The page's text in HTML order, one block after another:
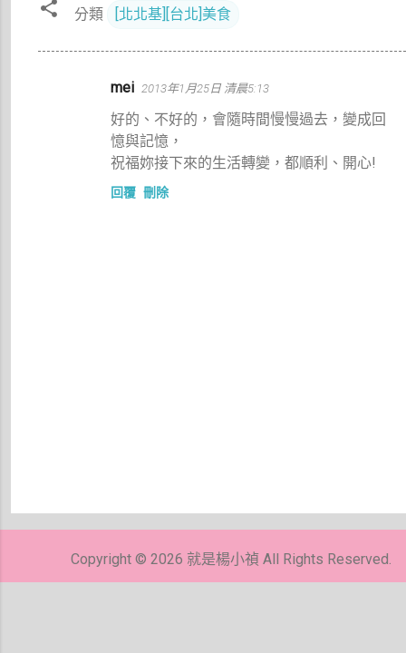
分類 [北北基][台北]美食
mei 2013年1月25日 清晨5:13
好的、不好的，會隨時間慢慢過去，變成回
憶與記憶，
祝福妳接下來的生活轉變，都順利、開心!
回覆 刪除
貼
Copyright © 2026 就是楊小禎 All Rights Reserved.